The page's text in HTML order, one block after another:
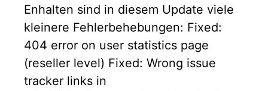
Enhalten sind in diesem Update viele
kleinere Fehlerbehebungen: Fixed:
404 error on user statistics page
(reseller level) Fixed: Wrong issue
tracker links in